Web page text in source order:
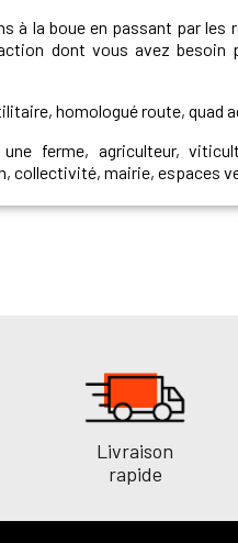
à la boue en passant par les
dont vous avez besoin
homologué route, quad
ferme, agriculteur,
collectivité, mairie, espaces
Livraison
rapide